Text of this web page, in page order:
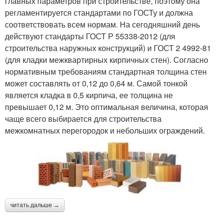
регламентируется стандартами по ГОСТу и должна
соответствовать всем нормам. На сегодняшний день
действуют стандарты ГОСТ Р 55338-2012 (для
строительства наружных конструкций) и ГОСТ 2 4992-81
(для кладки межквартирных кирпичных стен). Согласно
нормативным требованиям стандартная толщина стен
может составлять от 0,12 до 0,64 м. Самой тонкой
является кладка в 0,5 кирпича, ее толщина не
превышает 0,12 м. Это оптимальная величина, которая
чаще всего выбирается для строительства
межкомнатных перегородок и небольших ограждений.
читать дальше →